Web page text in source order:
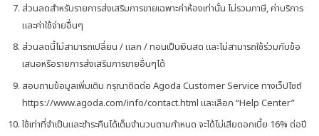
ส่วนลดสำหรับรายการส่งเสริมการขายเฉพาะค่าห้องเท่านั้น ไม่รวมภาษี,ค่าบริการ
และค่าใช้จ่ายอื่นๆ
ส่วนลดนี้ไม่สามารถเปลี่ยน / แลก / ทอนเป็นเงินสด และไม่สามารถใช้ร่วมกับข้อ
เสนอหรือรายการส่งเสริมการขายอื่นๆได้
สอบถามข้อมูลเพิ่มเติม กรุณาติดต่อAgoda Customer Serviceทางเว็ปไซต์
https://www.agoda.com/info/contact.htmlและเลือก “Help Center”
ใช้เท่าที่จำเป็นและชำระคืนได้เต็มจำนวนตามกำหนด จะได้ไม่เสียดอกเบี้ย 16%ต่อปี